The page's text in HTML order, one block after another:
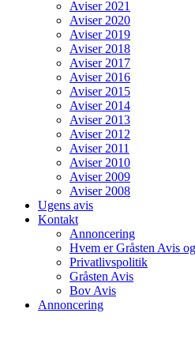
Aviser 2021
Aviser 2020
Aviser 2019
Aviser 2018
Aviser 2017
Aviser 2016
Aviser 2015
Aviser 2014
Aviser 2013
Aviser 2012
Aviser 2011
Aviser 2010
Aviser 2009
Aviser 2008
Ugens avis
Kontakt
Annoncering
Hvem er Gråsten Avis
Privatlivspolitik
Gråsten Avis
Bov Avis
Annoncering